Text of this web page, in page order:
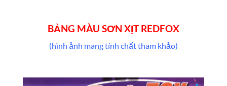
BẢNG MÀU SƠN XỊT REDFOX
(hình ảnh mang tính chất tham khảo)